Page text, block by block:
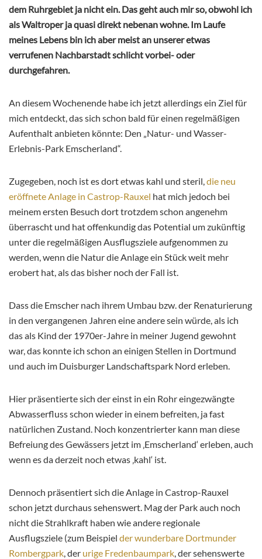
dem Ruhrgebiet ja nicht ein. Das geht auch mir so, obwohl ich
als Waltroper ja quasi direkt nebenan wohne. Im Laufe
meines Lebens bin ich aber meist an unserer etwas
verrufenen Nachbarstadt schlicht vorbei- oder
durchgefahren.
An diesem Wochenende habe ich jetzt allerdings ein Ziel für
mich entdeckt, das sich schon bald für einen regelmäßigen
Aufenthalt anbieten könnte: Den „Natur- und Wasser-
Erlebnis-Park Emscherland“.
Zugegeben, noch ist es dort etwas kahl und steril,die neu
eröffnete Anlage in Castrop-Rauxel hat mich jedoch bei
meinem ersten Besuch dort trotzdem schon angenehm
überrascht und hat offenkundig das Potential um zukünftig
unter die regelmäßigen Ausflugsziele aufgenommen zu
werden, wenn die Natur die Anlage ein Stück weit mehr
erobert hat, als das bisher noch der Fall ist.
Dass die Emscher nach ihrem Umbau bzw. der Renaturierung
in den vergangenen Jahren eine andere sein würde, als ich
das als Kind der 1970er-Jahre in meiner Jugend gewohnt
war, das konnte ich schon an einigen Stellen in Dortmund
und auch im Duisburger Landschaftspark Nord erleben.
Hier präsentierte sich der einst in ein Rohr eingezwängte
Abwasserfluss schon wieder in einem befreiten, ja fast
natürlichen Zustand. Noch konzentrierter kann man diese
Befreiung des Gewässers jetzt im ‚Emscherland‘ erleben, auch
wenn es da derzeit noch etwas ‚kahl‘ ist.
Dennoch präsentiert sich die Anlage in Castrop-Rauxel
schon jetzt durchaus sehenswert. Mag der Park auch noch
nicht die Strahlkraft haben wie andere regionale
Ausflugsziele (zum Beispiel der wunderbare Dortmunder
Rombergpark, der urige Fredenbaumpark, der sehenswerte